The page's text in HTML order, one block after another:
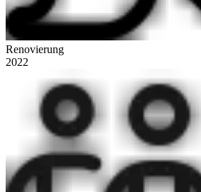
Renovierung
2022